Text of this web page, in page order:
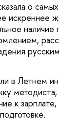
о
искреннее
наличие
в Летнем
к